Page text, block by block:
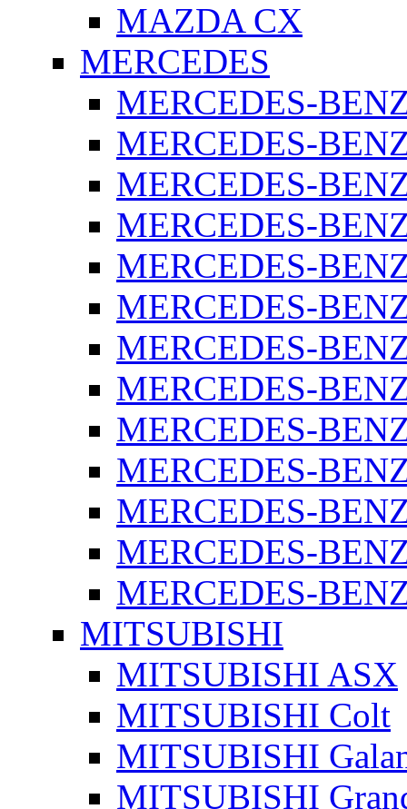
MAZDA CX
MERCEDES
MERCEDES-
MERCEDES-
MERCEDES-
MERCEDES-
MERCEDES-
MERCEDES-
MERCEDES-
MERCEDES-
MERCEDES-
MERCEDES-
MERCEDES-
MERCEDES-
MERCEDES-
MITSUBISHI
MITSUBISHI ASX
MITSUBISHI Colt
MITSUBISHI
MITSUBISHI